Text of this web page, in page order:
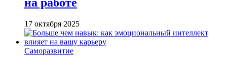
на работе
17 октября 2025
Саморазвитие